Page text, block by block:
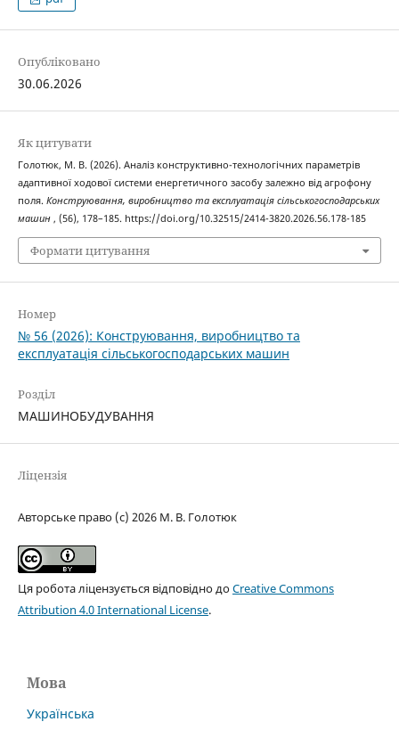
Опубліковано
30.06.2026
Як цитувати
Голотюк, М. В. (2026). Аналіз конструктивно-технологічних параметрів
адаптивної ходової системи енергетичного засобу залежно від агрофону
поля. Конструювання, виробництво та експлуатація сільськогосподарських
машин , (56), 178–185. https://doi.org/10.32515/2414-3820.2026.56.178-185
Формати цитування
Номер
№ 56 (2026): Конструювання, виробництво та
експлуатація сільськогосподарських машин
Розділ
МАШИНОБУДУВАННЯ
Ліцензія
Авторське право (c) 2026 М. В. Голотюк
Ця робота ліцензується відповідно доCreative Commons
Attribution 4.0 International License.
Мова
Українська